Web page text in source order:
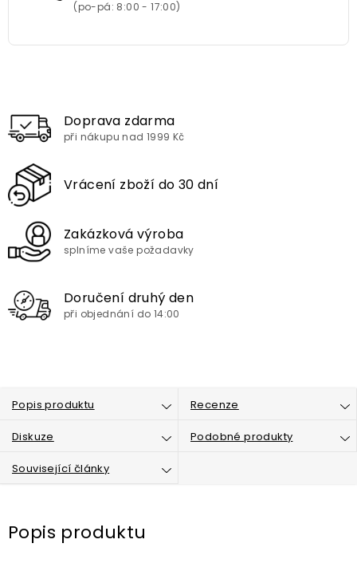
Doprava zdarma
při nákupu nad 1999 Kč
Vrácení zboží do 30 dní
Zakázková výroba
splníme vaše požadavky
Doručení druhý den
při objednání do 14:00
Popis produktu Recenze
Diskuze Podobné produkty
Související články
Popis produktu